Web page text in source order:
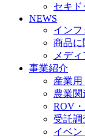
セキ
NEWS
インフ
商品に
メデ
事業紹介
産業用
農業関
ROV
受託調
イベ